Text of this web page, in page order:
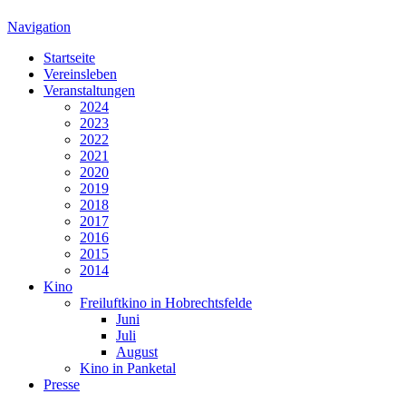
Navigation
Startseite
Vereinsleben
Veranstaltungen
2024
2023
2022
2021
2020
2019
2018
2017
2016
2015
2014
Kino
Freiluftkino in Hobrechtsfelde
Juni
Juli
August
Kino in Panketal
Presse